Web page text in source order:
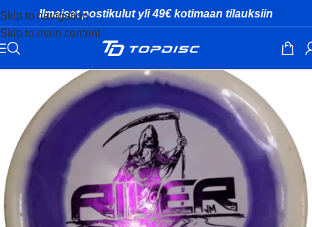
Skip to navigation
Skip to main content
Ilmaiset postikulut yli 49€ kotimaan tilauksiin